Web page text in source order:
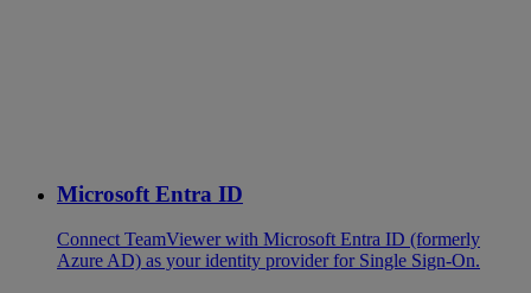
Microsoft Entra ID
Connect TeamViewer with Microsoft Entra ID (formerly
Azure AD) as your identity provider for Single Sign-On.